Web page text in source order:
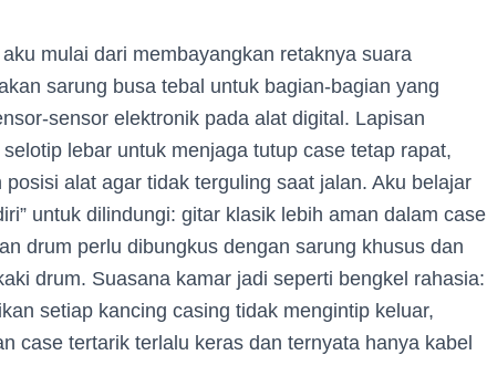
mulai dari membayangkan retaknya suara
sarung busa tebal untuk bagian-bagian yang
sensor elektronik pada alat digital. Lapisan
lebar untuk menjaga tutup case tetap rapat,
alat agar tidak terguling saat jalan. Aku belajar
untuk dilindungi: gitar klasik lebih aman dalam case
drum perlu dibungkus dengan sarung khusus dan
drum. Suasana kamar jadi seperti bengkel rahasia:
setiap kancing casing tidak mengintip keluar,
case tertarik terlalu keras dan ternyata hanya kabel